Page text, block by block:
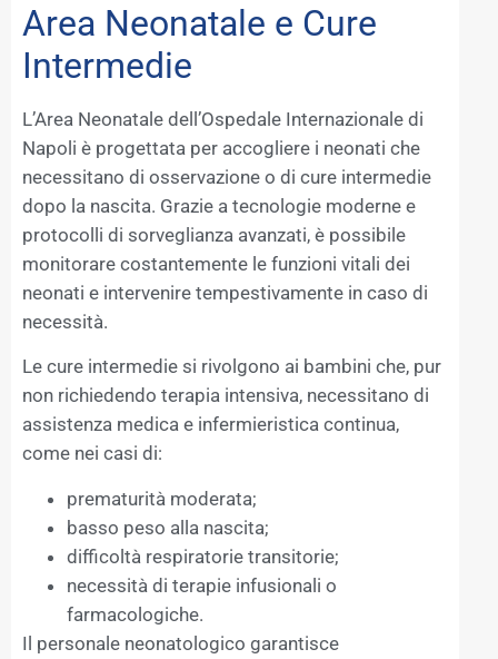
Area Neonatale e Cure
Intermedie
L’Area Neonatale dell’Ospedale Internazionale di
Napoli è progettata per accogliere i neonati che
necessitano di osservazione o di cure intermedie
dopo la nascita. Grazie a tecnologie moderne e
protocolli di sorveglianza avanzati, è possibile
monitorare costantemente le funzioni vitali dei
neonati e intervenire tempestivamente in caso di
necessità.
Le cure intermedie si rivolgono ai bambini che, pur
non richiedendo terapia intensiva, necessitano di
assistenza medica e infermieristica continua,
come nei casi di:
prematurità moderata;
basso peso alla nascita;
difficoltà respiratorie transitorie;
necessità di terapie infusionali o
farmacologiche.
Il personale neonatologico garantisce